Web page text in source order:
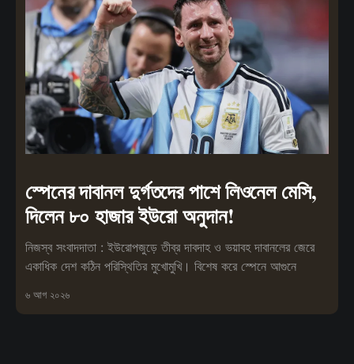
স্পেনের দাবানল দুর্গতদের পাশে লিওনেল মেসি,
দিলেন ৮০ হাজার ইউরো অনুদান!
নিজস্ব সংবাদদাতা : ইউরোপজুড়ে তীব্র দাবদাহ ও ভয়াবহ দাবানলের জেরে
একাধিক দেশ কঠিন পরিস্থিতির মুখোমুখি। বিশেষ করে স্পেনে আগুনে
৬ আগ ২০২৬